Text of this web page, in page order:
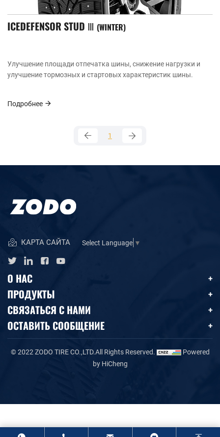
ICEDEFENSOR STUD Ⅲ WINTER
Улучшение площади отпечатка шины, снижение нагрузки и
улучшение тормозных и стартовых характеристик шины.
Подробнее
1
КАРТА САЙТА Select Language ▼
О НАС
ПРОДУКТЫ
СВЯЗАТЬСЯ С НАМИ
ОСТАВИТЬ СООБЩЕНИЕ
© 2022 ZODO TIRE CO.,LTD.All Rights Reserved.
Powered
by HiCheng